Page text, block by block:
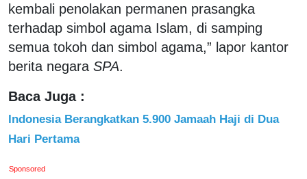
kembali penolakan permanen prasangka
terhadap simbol agama Islam, di samping
semua tokoh dan simbol agama,” lapor kantor
berita negara SPA.
Baca Juga :
Indonesia Berangkatkan 5.900 Jamaah Haji di Dua
Hari Pertama
Sponsored